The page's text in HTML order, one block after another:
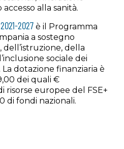
alla sanità.
2027 è il Programma
a sostegno
dell’istruzione, della
sociale dei
dotazione finanziaria è
dei quali €
risorse europee del FSE+
di fondi nazionali.